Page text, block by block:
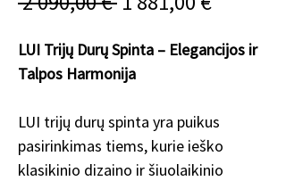
LUI Trijų Durų Spinta – Elegancijos ir
Talpos Harmonija
LUI trijų durų spinta yra puikus
pasirinkimas tiems, kurie ieško
klasikinio dizaino ir šiuolaikinio